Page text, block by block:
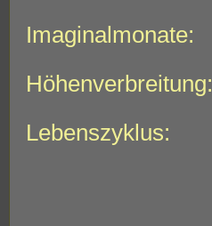
Imaginalmonate:
Höhenverbreitung:
Lebenszyklus: